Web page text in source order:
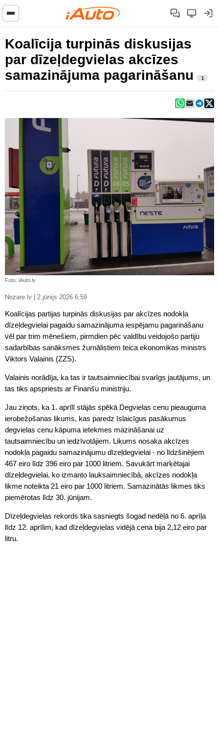
Koalīcija turpinās diskusijas
par dīzeļdegvielas akcīzes
samazinājuma pagarināšanu
1
Foto: iAuto.lv
Nozare.lv | 2.jūnijs 2026 6:59
Koalīcijas partijas turpinās diskusijas par akcīzes nodokļa
dīzeļdegvielai pagaidu samazinājuma iespējamu pagarināšanu
vēl par trim mēnešiem, pirmdien pēc valdību veidojošo partiju
sadarbības sanāksmes žurnālistiem teica ekonomikas ministrs
Viktors Valainis (ZZS).
Valainis norādīja, ka tas ir tautsaimniecībai svarīgs jautājums, un
tas tiks apspriests ar Finanšu ministriju.
Jau ziņots, ka 1. aprīlī stājās spēkā Degvielas cenu pieauguma
ierobežošanas likums, kas paredz īslaicīgus pasākumus
degvielas cenu kāpuma ietekmes mazināšanai uz
tautsaimniecību un iedzīvotājiem. Likums nosaka akcīzes
nodokļa pagaidu samazinājumu dīzeļdegvielai - no līdzšinējiem
467 eiro līdz 396 eiro par 1000 litriem. Savukārt marķētajai
dīzeļdegvielai, ko izmanto lauksaimniecībā, akcīzes nodokļa
likme noteikta 21 eiro par 1000 litriem. Samazinātās likmes tiks
piemērotas līdz 30. jūnijam.
Dīzeļdegvielas rekords tika sasniegts šogad nedēļā no 6. aprīļa
līdz 12. aprīlim, kad dīzeļdegvielas vidējā cena bija 2,12 eiro par
litru.